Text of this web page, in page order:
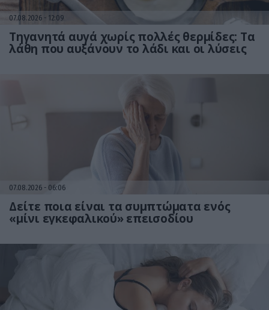
07.08.2026 12:09
Τηγανητά αυγά χωρίς πολλές θερμίδες: Τα
λάθη που αυξάνουν το λάδι και οι λύσεις
07.08.2026 06:06
Δείτε ποια είναι τα συμπτώματα ενός
«μίνι εγκεφαλικού» επεισοδίου